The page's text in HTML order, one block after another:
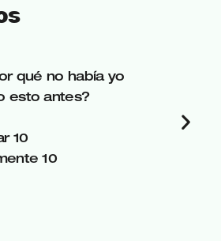
qué no había yo
esto antes?
10
10